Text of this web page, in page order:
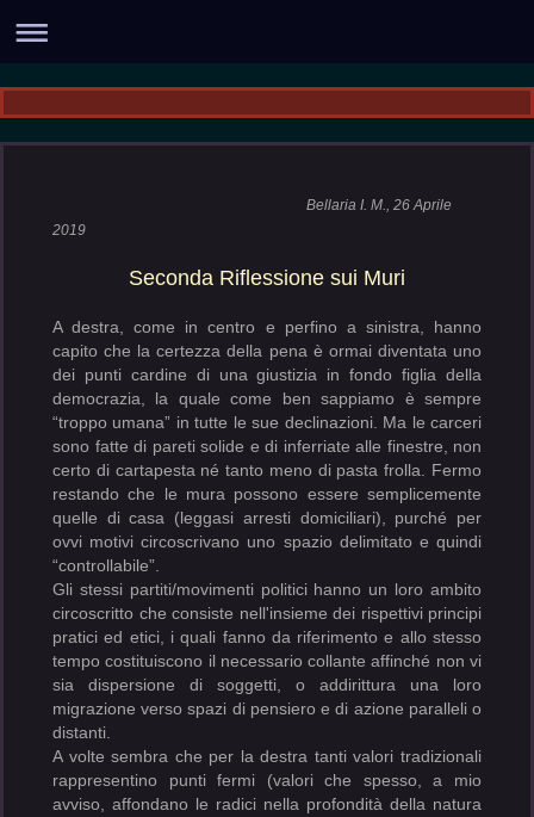
Bellaria I. M., 26 Aprile
2019
Seconda Riflessione sui Muri
A destra, come in centro e perfino a sinistra, hanno
capito che la certezza della pena è ormai diventata uno
dei punti cardine di una giustizia in fondo figlia della
democrazia, la quale come ben sappiamo è sempre
“troppo umana” in tutte le sue declinazioni. Ma le carceri
sono fatte di pareti solide e di inferriate alle finestre, non
certo di cartapesta né tanto meno di pasta frolla. Fermo
restando che le mura possono essere semplicemente
quelle di casa (leggasi arresti domiciliari), purché per
ovvi motivi circoscrivano uno spazio delimitato e quindi
“controllabile”.
Gli stessi partiti/movimenti politici hanno un loro ambito
circoscritto che consiste nell'insieme dei rispettivi principi
pratici ed etici, i quali fanno da riferimento e allo stesso
tempo costituiscono il necessario collante affinché non vi
sia dispersione di soggetti, o addirittura una loro
migrazione verso spazi di pensiero e di azione paralleli o
distanti.
A volte sembra che per la destra tanti valori tradizionali
rappresentino punti fermi (valori che spesso, a mio
avviso, affondano le radici nella profondità della natura